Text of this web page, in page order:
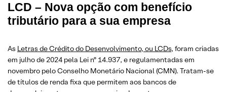
LCD – Nova opção com benefício
tributário para a sua empresa
As Letras de Crédito do Desenvolvimento, ou LCDs, foram criadas
em julho de 2024 pela Lei nº 14.937, e regulamentadas em
novembro pelo Conselho Monetário Nacional (CMN). Tratam-se
de títulos de renda fixa que permitem aos bancos de